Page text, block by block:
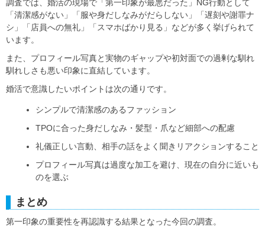
調査では、婚活の現場で「第一印象が最悪だった」NG行動として
「清潔感がない」「服や身だしなみがだらしない」「遅刻や謝罪ナ
シ」「店員への無礼」「スマホばかり見る」などが多く挙げられて
います。
また、プロフィール写真と実物のギャップや初対面での過剰な馴れ
馴れしさも悪い印象に直結しています。
婚活で意識したいポイントは次の通りです。
シンプルで清潔感のあるファッション
TPOに合った身だしなみ・髪型・爪など細部への配慮
礼儀正しい言動、相手の話をよく聞きリアクションすること
プロフィール写真は過度な加工を避け、現在の自分に近いも
のを選ぶ
まとめ
第一印象の重要性を再認識する結果となった今回の調査。